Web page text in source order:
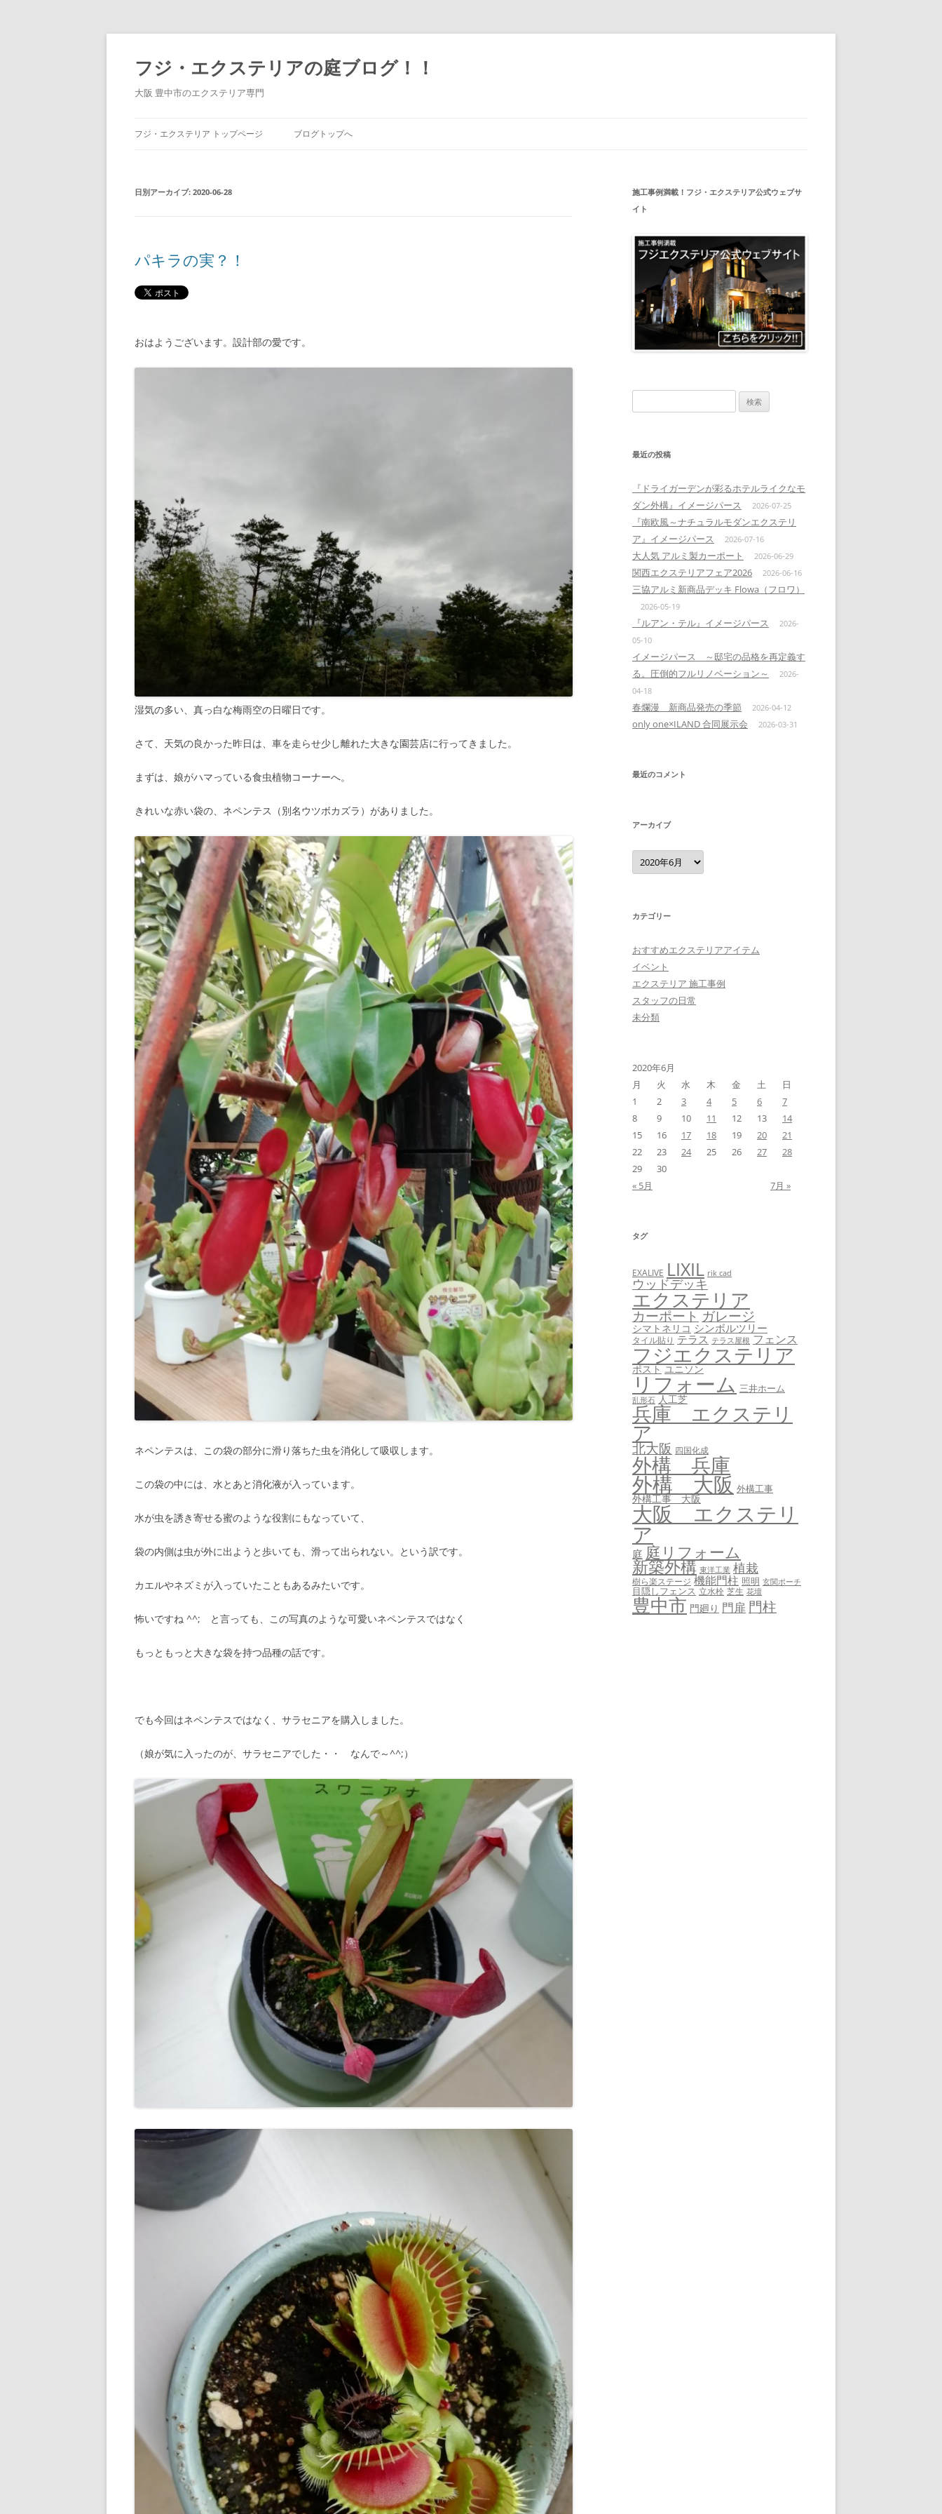
コ
ン
ツ
へ
ス
フジ・エクステリアの庭ブログ！！
大阪 豊中市のエクステリア専門
フジ・エクステリア トップページ ブログトップへ
日別アーカイブ: 2020-06-28
パキラの実？！
おはようございます。設計部の愛です。
湿気の多い、真っ白な梅雨空の日曜日です。
さて、天気の良かった昨日は、車を走らせ少し離れた大きな園芸店に行ってきました。
まずは、娘がハマっている食虫植物コーナーへ。
きれいな赤い袋の、ネペンテス（別名ウツボカズラ）がありました。
ネペンテスは、この袋の部分に滑り落ちた虫を消化して吸収します。
この袋の中には、水とあと消化液が入っています。
水が虫を誘き寄せる蜜のような役割にもなっていて、
袋の内側は虫が外に出ようと歩いても、滑って出られない。という訳です。
カエルやネズミが入っていたこともあるみたいです。
怖いですね ^^; と言っても、この写真のような可愛いネペンテスではなく
もっともっと大きな袋を持つ品種の話です。
でも今回はネペンテスではなく、サラセニアを購入しました。
（娘が気に入ったのが、サラセニアでした・・ なんで～^^;）
施工事例満載！フジ・エクステリア公式ウェブサ
イト
索:
最近の投稿
『ドライガーデンが彩るホテルライクなモ
ダン外構』イメージパース
2026-07-25
『南欧風～ナチュラルモダンエクステリ
ア』イメージパース
2026-07-16
大人気 アルミ製カーポート 2026-06-29
関西エクステリアフェア2026 2026-06-16
三協アルミ新商品デッキ Flowa（フロワ）
2026-05-19
『ルアン・テル』イメージパース
2026-
05-10
イメージパース ～邸宅の品格を再定義す
る。圧倒的フルリノベーション～
2026-
04-18
春爛漫 新商品発売の季節 2026-04-12
only one×ILAND 合同展示会 2026-03-31
最近のコメント
アーカイブ
ア
ー
カ
カテゴリー
おすすめエクステリアアイテム
イベント
エクステリア 施工事例
スタッフの日常
未分類
2020年6月
月
火 水 木 金 土
日
1
2 3 4 5 6
7
8
9 10 11 12 13
14
15
16 17 18 19 20
21
22
23 24 25 26 27
28
29
30
« 5月
7月 »
タグ
EXALIVE LIXIL rik cad
ウッドデッキ
エクステリア
カーポートガレージ
シマトネリコ シンボルツリー
タイル貼り テラス テラス屋根 フェンス
フジエクステリア
ポスト ユニソン
リフォーム 三井ホーム
乱形石 人工芝
兵庫 エクステリ
ア
北大阪 四国化成
外構 兵庫
外構 大阪 外構工事
外構工事 大阪
大阪 エクステリ
ア
庭 庭リフォーム
新築外構 東洋工業 植栽
樹ら楽ステージ 機能門柱 照明 玄関ポーチ
目隠しフェンス 立水栓 芝生 花壇
豊中市 門廻り 門扉 門柱